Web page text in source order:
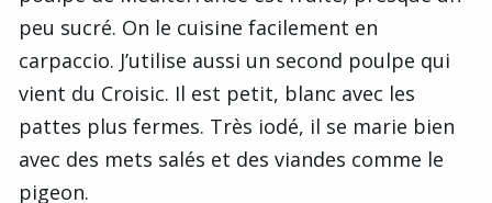
peu sucré. On le cuisine facilement en
carpaccio. J’utilise aussi un second poulpe qui
vient du Croisic. Il est petit, blanc avec les
pattes plus fermes. Très iodé, il se marie bien
avec des mets salés et des viandes comme le
pigeon.